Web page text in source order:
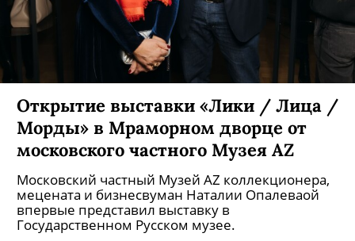
Открытие выставки «Лики / Лица /
Морды» в Мраморном дворце от
московского частного Музея AZ
Московский частный Музей AZ коллекционера,
мецената и бизнесвуман Наталии Опалеваой
впервые представил выставку в
Государственном Русском музее.